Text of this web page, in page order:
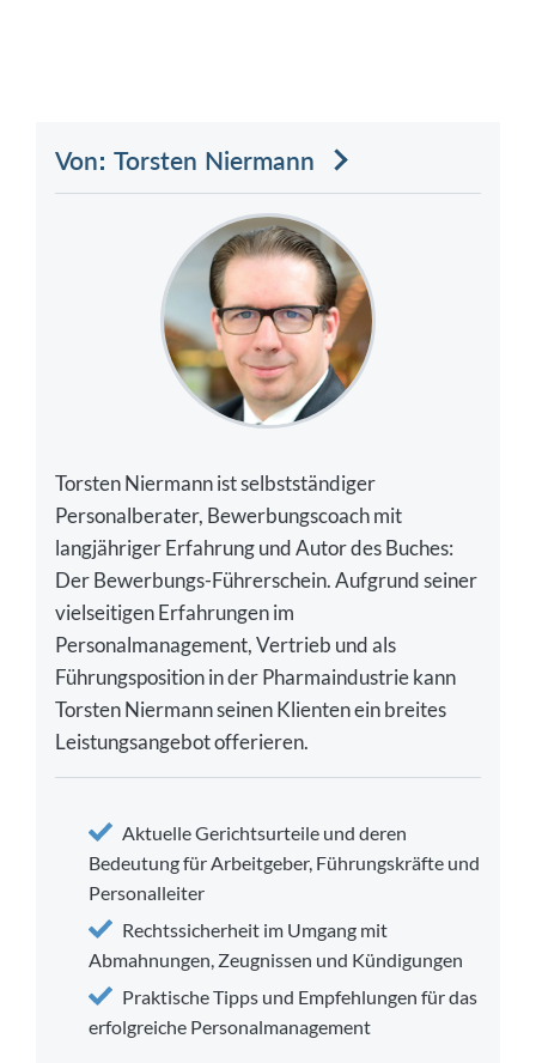
Von: Torsten Niermann
Torsten Niermann ist selbstständiger
Personalberater, Bewerbungscoach mit
langjähriger Erfahrung und Autor des Buches:
Der Bewerbungs-Führerschein. Aufgrund seiner
vielseitigen Erfahrungen im
Personalmanagement, Vertrieb und als
Führungsposition in der Pharmaindustrie kann
Torsten Niermann seinen Klienten ein breites
Leistungsangebot offerieren.
Aktuelle Gerichtsurteile und deren
Bedeutung für Arbeitgeber, Führungskräfte und
Personalleiter
Rechtssicherheit im Umgang mit
Abmahnungen, Zeugnissen und Kündigungen
Praktische Tipps und Empfehlungen für das
erfolgreiche Personalmanagement